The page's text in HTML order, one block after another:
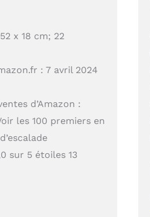
x 18 cm; 22
: 7 avril 2024
d’Amazon :
les 100 premiers en
sur 5 étoiles 13